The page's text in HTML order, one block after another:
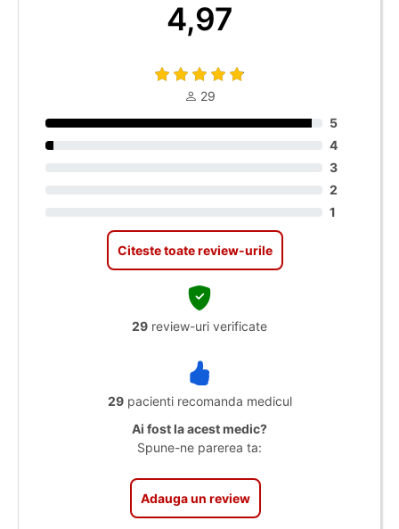
4,97
29
5
4
3
2
1
Citeste toate review-urile
29 review-uri verificate
29pacienti recomanda medicul
Ai fost la acest medic?
Spune-ne parerea ta:
Adauga un review